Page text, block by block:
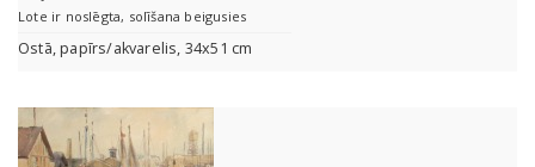
Lote ir noslēgta, solīšana beigusies
Ostā, papīrs/akvarelis, 34x51 cm